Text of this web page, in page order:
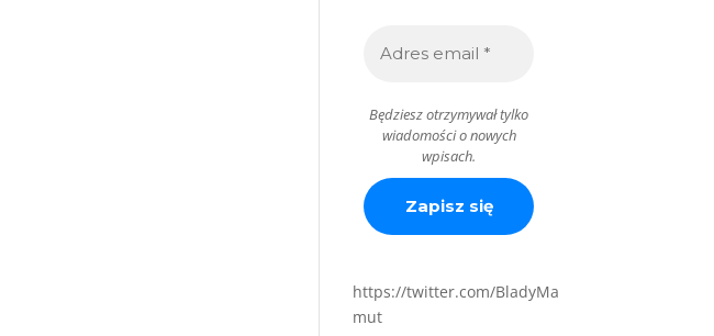
Będziesz otrzymywał tylko
wiadomości o nowych
wpisach.
https://twitter.com/BladyMa
mut